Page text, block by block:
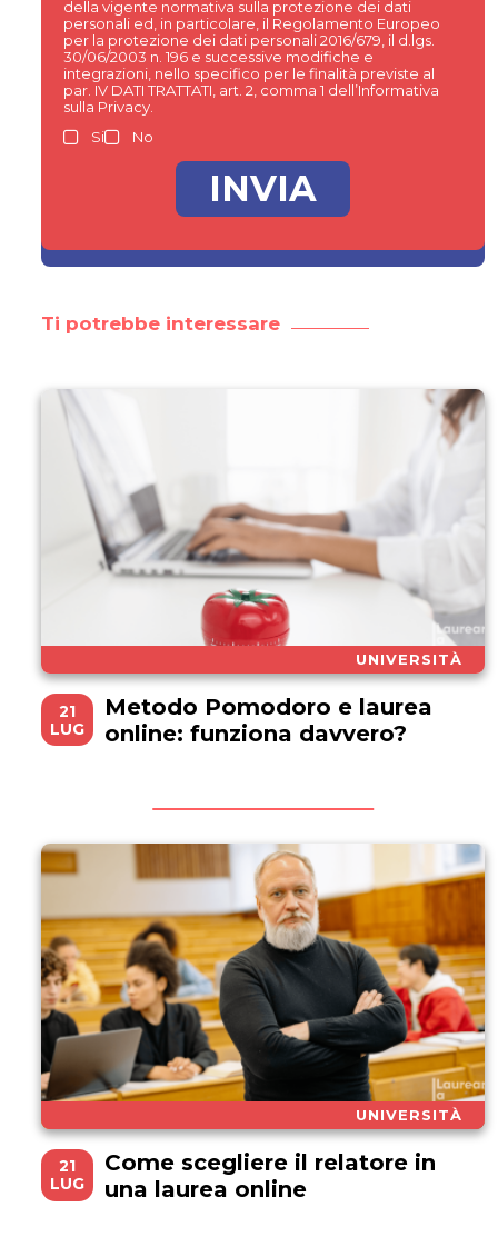
della vigente normativa sulla protezione dei dati
personali ed, in particolare, il Regolamento Europeo
per la protezione dei dati personali 2016/679, il d.lgs.
30/06/2003 n. 196 e successive modifiche e
integrazioni, nello specifico per le finalità previste al
par. IV DATI TRATTATI, art. 2, comma 1 dell’Informativa
sulla Privacy.
Si
No
Ti potrebbe interessare
UNIVERSITÀ
21
LUG
Metodo Pomodoro e laurea
online: funziona davvero?
UNIVERSITÀ
21
LUG
Come scegliere il relatore in
una laurea online